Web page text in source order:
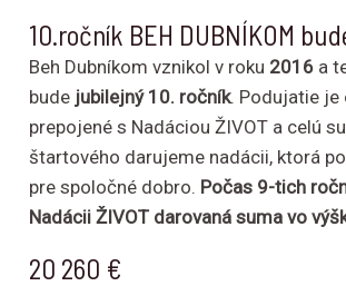
10.ročník BEH DUBNÍKOM
Beh Dubníkom vznikol v roku 2016 a
bude jubilejný 10. ročník. Podujatie je
prepojené s Nadáciou ŽIVOT a celú
štartového darujeme nadácii, ktorá
pre spoločné dobro. Počas 9-tich
Nadácii ŽIVOT darovaná suma vo
20 260 €